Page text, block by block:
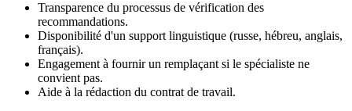
Transparence du processus de vérification des
recommandations.
Disponibilité d'un support linguistique (russe, hébreu, anglais,
français).
Engagement à fournir un remplaçant si le spécialiste ne
convient pas.
Aide à la rédaction du contrat de travail.